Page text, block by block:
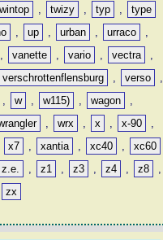
, twizy , typ ,
type
, up , urban , urraco
,
, vanette , vario , vectra
,
verschrottenflensburg , verso
,
, w , w115) , wagon
,
, wrx , x , x-90
,
x7 , xantia , xc40 ,
xc60
z.e. , z1 , z3 , z4 , z8
,
zx